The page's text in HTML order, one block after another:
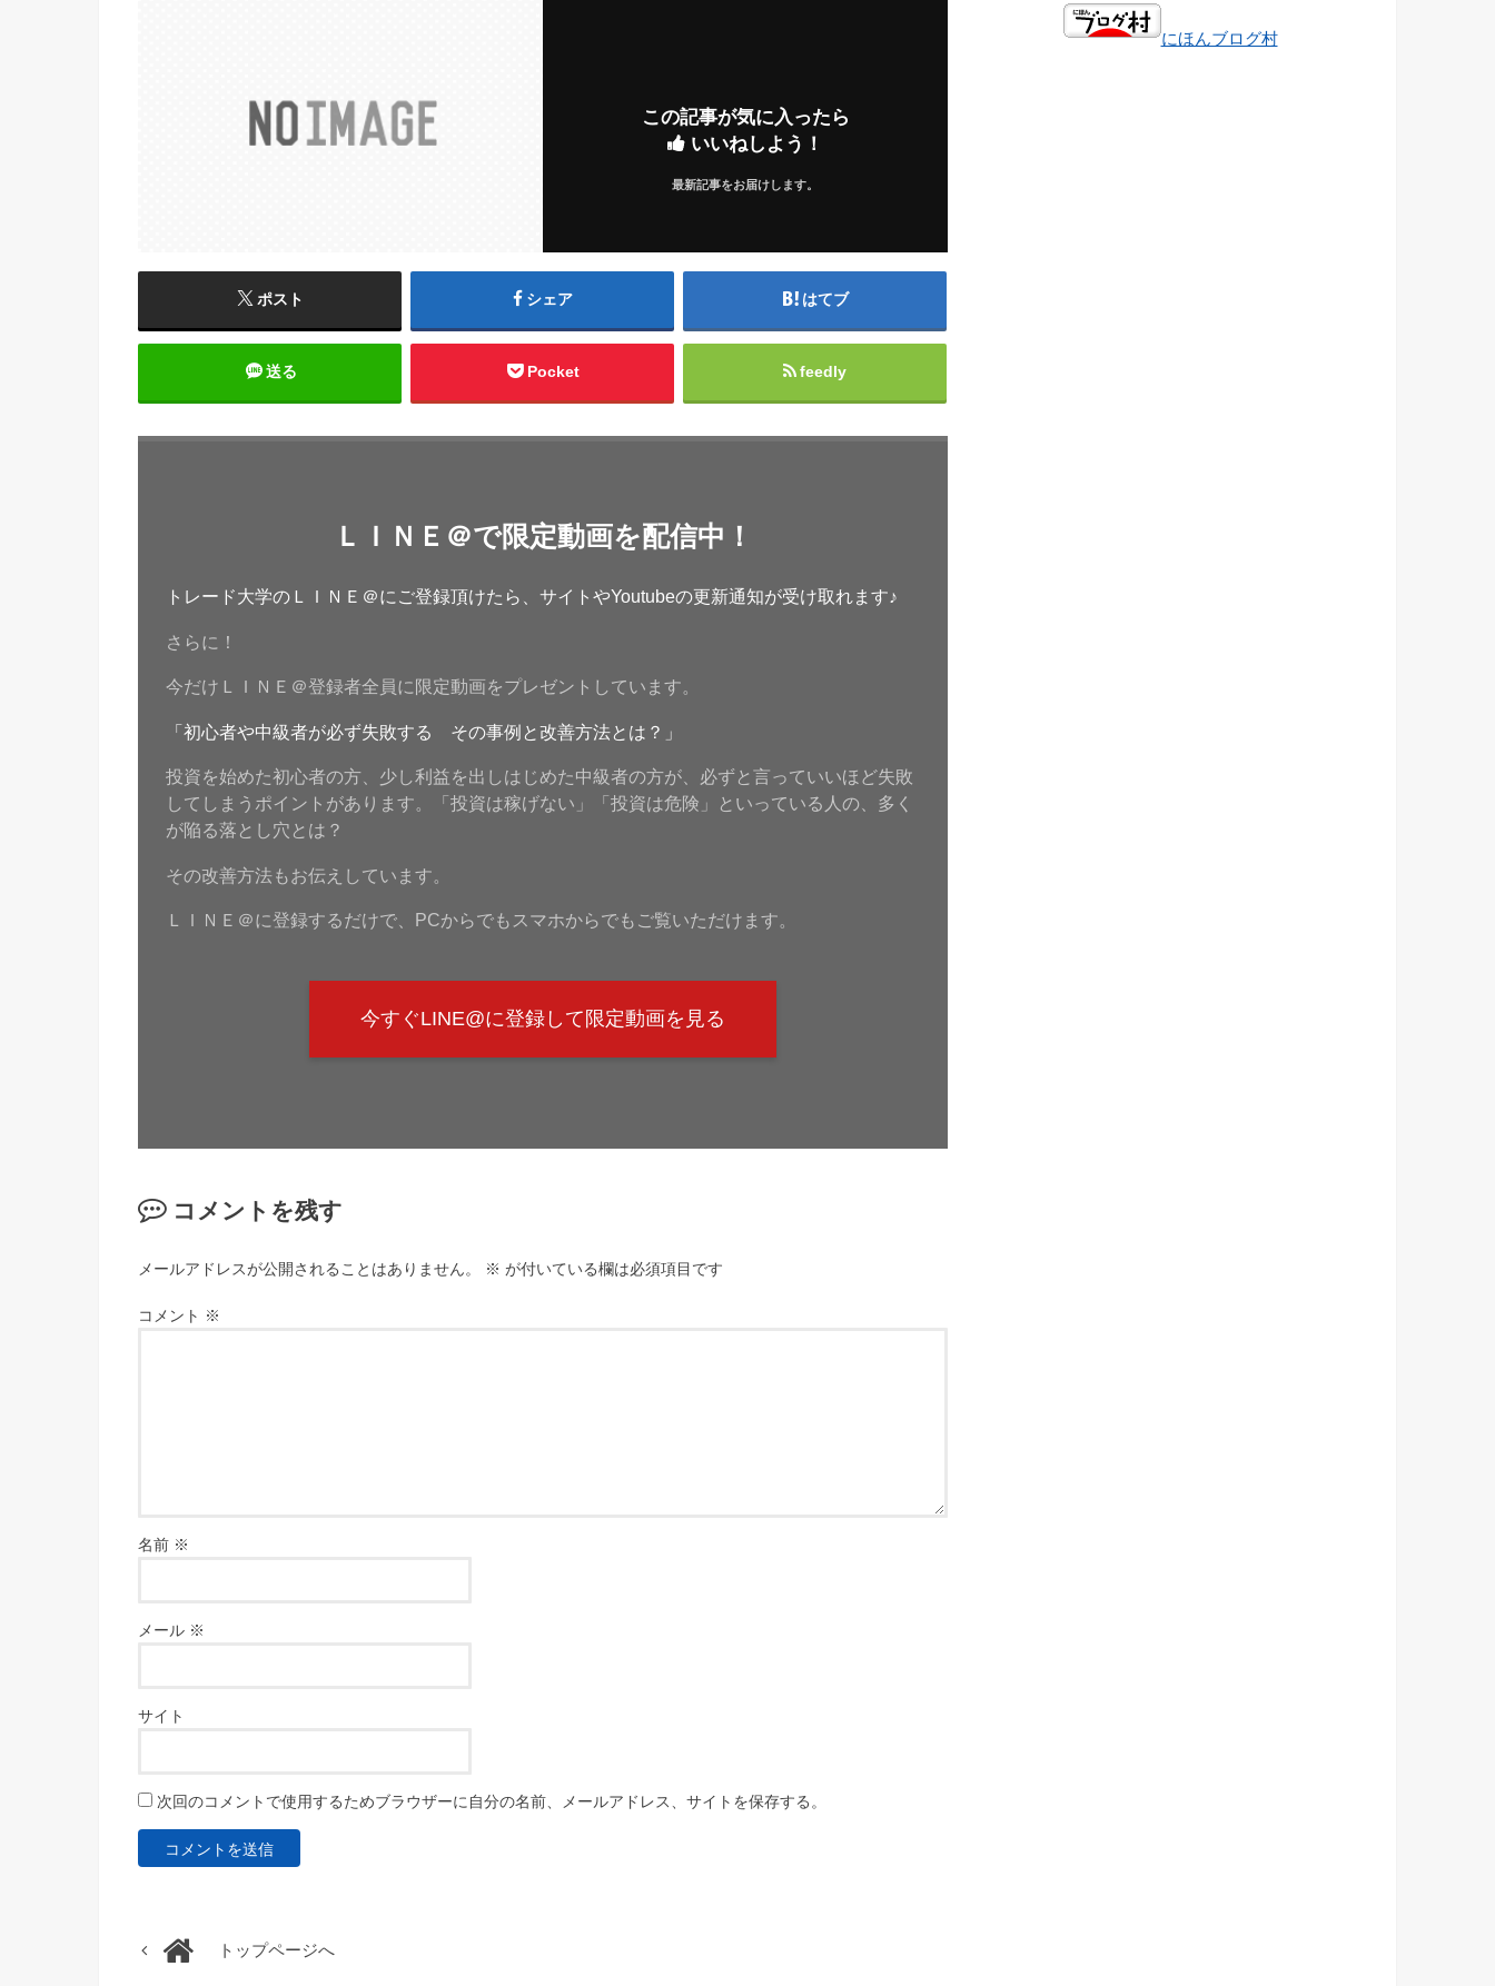
この記事が気に入ったら
いいねしよう！
最新記事をお届けします。
ポスト シェア はてブ
送る Pocket feedly
ＬＩＮＥ＠で限定動画を配信中！
トレード大学のＬＩＮＥ＠にご登録頂けたら、サイトやYoutubeの更新通知が受け取れます♪
さらに！
今だけＬＩＮＥ＠登録者全員に限定動画をプレゼントしています。
「初心者や中級者が必ず失敗する その事例と改善方法とは？」
投資を始めた初心者の方、少し利益を出しはじめた中級者の方が、必ずと言っていいほど失敗
してしまうポイントがあります。「投資は稼げない」「投資は危険」といっている人の、多く
が陥る落とし穴とは？
その改善方法もお伝えしています。
ＬＩＮＥ＠に登録するだけで、PCからでもスマホからでもご覧いただけます。
今すぐLINE@に登録して限定動画を見る
コメントを残す
メールアドレスが公開されることはありません。 ※ が付いている欄は必須項目です
コメント ※
名前 ※
メール ※
サイト
次回のコメントで使用するためブラウザーに自分の名前、メールアドレス、サイトを保存する。
トップページへ
にほんブログ村